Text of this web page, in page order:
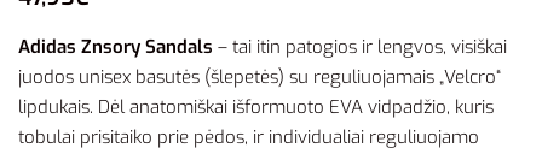
Adidas Znsory Sandals – tai itin patogios ir lengvos, visiškai
juodos unisex basutės (šlepetės) su reguliuojamais „Velcro“
lipdukais. Dėl anatomiškai išformuoto EVA vidpadžio, kuris
tobulai prisitaiko prie pėdos, ir individualiai reguliuojamo